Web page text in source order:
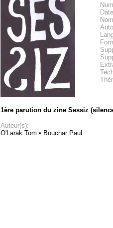
1ère parution du zine Sessiz
Auteur(s):
O'Larak Tom • Bouchar Paul